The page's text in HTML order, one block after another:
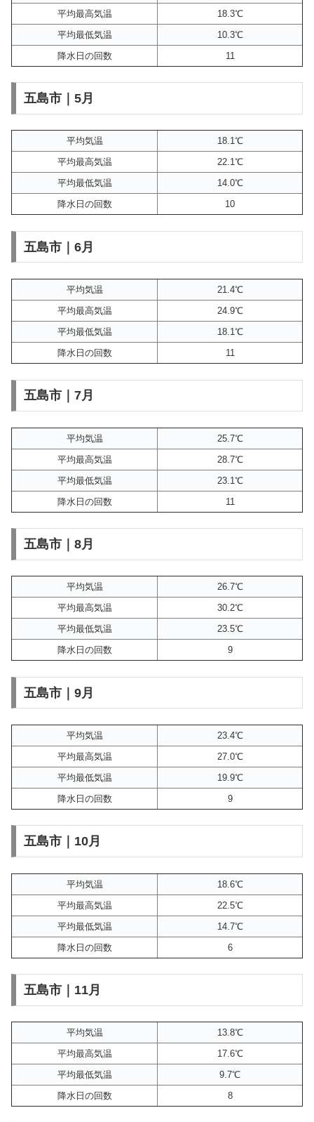
平均最高気温
18.3℃
平均最低気温
10.3℃
降水日の回数
11
五島市｜5月
平均気温
18.1℃
平均最高気温
22.1℃
平均最低気温
14.0℃
降水日の回数
10
五島市｜6月
平均気温
21.4℃
平均最高気温
24.9℃
平均最低気温
18.1℃
降水日の回数
11
五島市｜7月
平均気温
25.7℃
平均最高気温
28.7℃
平均最低気温
23.1℃
降水日の回数
11
五島市｜8月
平均気温
26.7℃
平均最高気温
30.2℃
平均最低気温
23.5℃
降水日の回数
9
五島市｜9月
平均気温
23.4℃
平均最高気温
27.0℃
平均最低気温
19.9℃
降水日の回数
9
五島市｜10月
平均気温
18.6℃
平均最高気温
22.5℃
平均最低気温
14.7℃
降水日の回数
6
五島市｜11月
平均気温
13.8℃
平均最高気温
17.6℃
平均最低気温
9.7℃
降水日の回数
8